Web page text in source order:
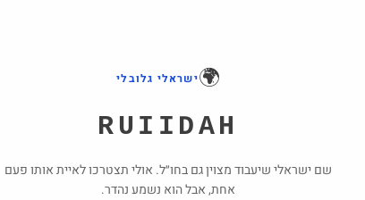
🌍ישראלי גלובלי
RUIIDAH
שם ישראלי שיעבוד מצוין גם בחו״ל. אולי תצטרכו לאיית אותו פעם
אחת, אבל הוא נשמע נהדר.